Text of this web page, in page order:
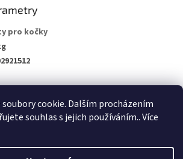
cookie. Dalším procházením
souhlas s jejich používáním.. Více
pro kočky
Vytvořil Shoptet
Alum.cz . Všechna práva vyhrazena.